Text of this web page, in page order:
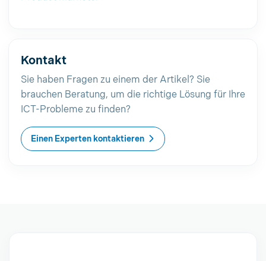
Kontakt
Sie haben Fragen zu einem der Artikel? Sie
brauchen Beratung, um die richtige Lösung für Ihre
ICT-Probleme zu finden?
Einen Experten kontaktieren